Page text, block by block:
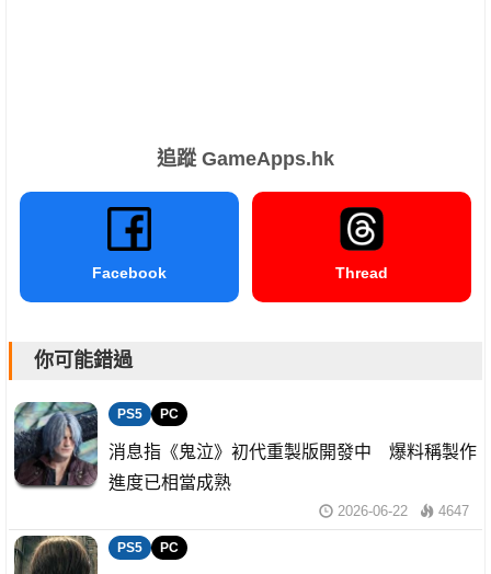
追蹤 GameApps.hk
Facebook Thread
你可能錯過
PS5 PC
消息指《鬼泣》初代重製版開發中 爆料稱製作
進度已相當成熟
2026-06-22 4647
PS5 PC